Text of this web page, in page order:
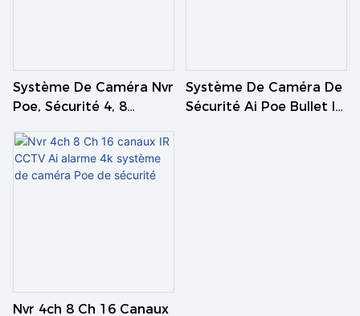
Système De Caméra Nvr
Poe, Sécurité 4, 8
Système De Caméra De
Sécurité Ai Poe Bullet Ip
Nvr 4ch 8 Ch 16 Canaux